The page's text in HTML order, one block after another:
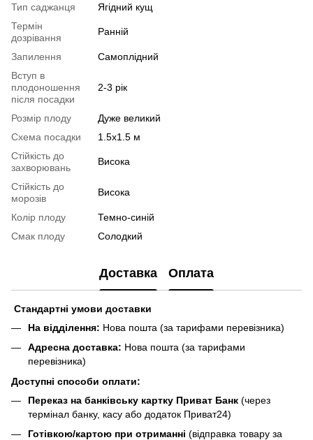
Тип саджанця
Ягідний кущ
Термін
дозрівання
Ранній
Запилення
Самоплідний
Вступ в
плодоношення
після посадки
2-3 рік
Розмір плоду
Дуже великий
Схема посадки
1.5х1.5 м
Стійкість до
захворювань
Висока
Стійкість до
морозів
Висока
Колір плоду
Темно-синій
Смак плоду
Солодкий
Доставка Оплата
Стандартні умови доставки
На відділення: Нова пошта (за тарифами перевізника)
Адресна доставка: Нова пошта (за тарифами
перевізника)
Доступні способи оплати:
Переказ на банківську картку Приват Банк (через
термінал банку, касу або додаток Приват24)
Готівкою/картою при отриманні (відправка товару за